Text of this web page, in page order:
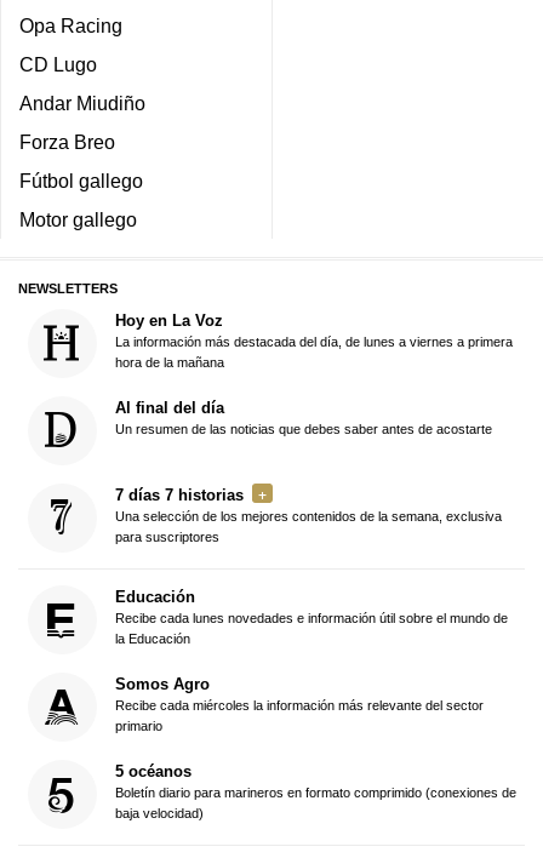
Opa Racing
CD Lugo
Andar Miudiño
Forza Breo
Fútbol gallego
Motor gallego
NEWSLETTERS
Hoy en La Voz
La información más destacada del día, de lunes a viernes a primera
hora de la mañana
Al final del día
Un resumen de las noticias que debes saber antes de acostarte
7 días 7 historias
Una selección de los mejores contenidos de la semana, exclusiva
para suscriptores
Educación
Recibe cada lunes novedades e información útil sobre el mundo de
la Educación
Somos Agro
Recibe cada miércoles la información más relevante del sector
primario
5 océanos
Boletín diario para marineros en formato comprimido (conexiones de
baja velocidad)